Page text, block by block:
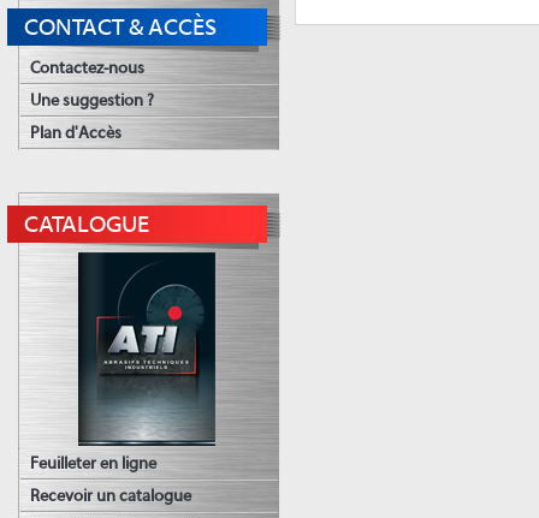
CONTACT & ACCÈS
Contactez-nous
Une suggestion ?
Plan d'Accès
CATALOGUE
Feuilleter en ligne
Recevoir un catalogue